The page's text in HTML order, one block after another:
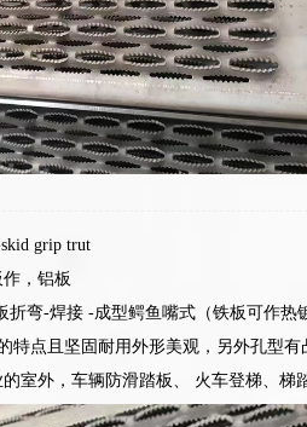
grip trut
，铝板
弯-焊接 -成型鳄鱼嘴式（铁板可作热
特点且坚固耐用外形美观，另外孔型
室外，车辆防滑踏板、 火车登梯、梯